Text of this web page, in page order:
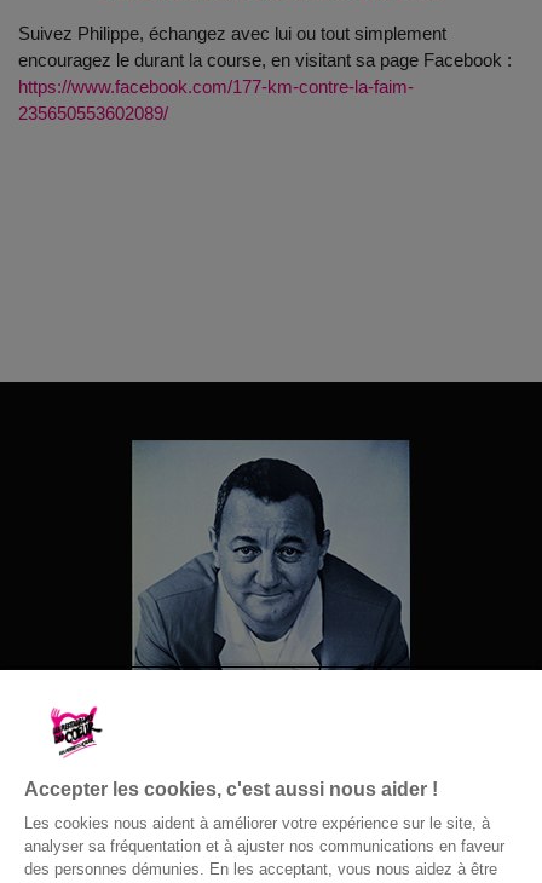
Suivez Philippe, échangez avec lui ou tout simplement
encouragez le durant la course, en visitant sa page Facebook :
https://www.facebook.com/177-km-contre-la-faim-
235650553602089/
© Gaston Bergeret
Accepter les cookies, c'est aussi nous aider !
Les cookies nous aident à améliorer votre expérience sur le site, à
analyser sa fréquentation et à ajuster nos communications en faveur
des personnes démunies. En les acceptant, vous nous aidez à être